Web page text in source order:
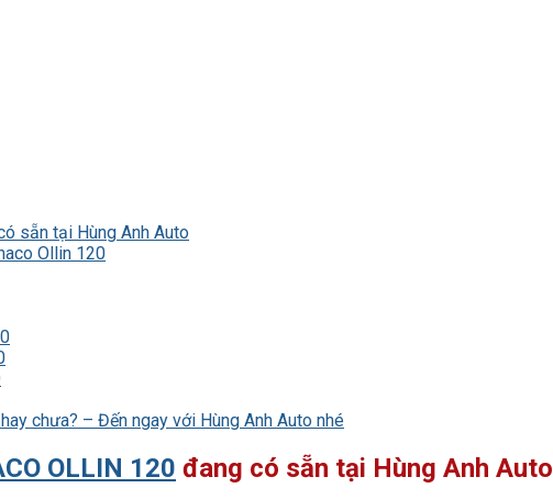
sẵn tại Hùng Anh Auto
Ollin 120
chưa? – Đến ngay với Hùng Anh Auto nhé
OLLIN 120 đang có sẵn tại Hùng Anh Auto